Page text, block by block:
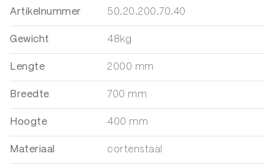
Artikelnummer 50.20.200.70.40
Gewicht 48kg
Lengte 2000 mm
Breedte 700 mm
Hoogte 400 mm
Materiaal cortenstaal